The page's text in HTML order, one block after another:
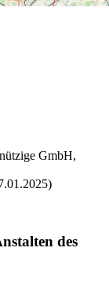
GmbH,
des